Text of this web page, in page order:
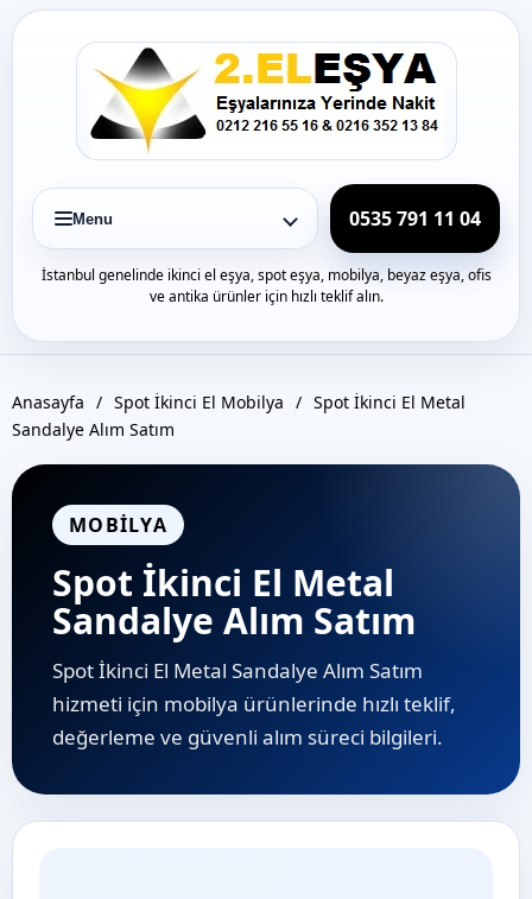
Icerige
Menu 0535 791 11 04
İstanbul genelinde ikinci el eşya, spot eşya, mobilya, beyaz eşya, ofis
ve antika ürünler için hızlı teklif alın.
Anasayfa / Spot İkinci El Mobilya / Spot İkinci El Metal
Sandalye Alım Satım
MOBILYA
Spot İkinci El Metal
Sandalye Alım Satım
Spot İkinci El Metal Sandalye Alım Satım
hizmeti için mobilya ürünlerinde hızlı teklif,
değerleme ve güvenli alım süreci bilgileri.